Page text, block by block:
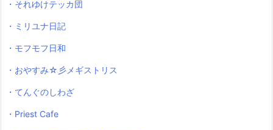
・それゆけテッカ団
・ミリユナ日記
・モフモフ日和
・おやすみ☆彡メギストリス
・てんぐのしわざ
・Priest Cafe